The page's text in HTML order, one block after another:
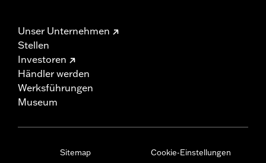
Unser Unternehmen
Stellen
Investoren
Händler werden
Werksführungen
Museum
Sitemap
Cookie-Einstellungen